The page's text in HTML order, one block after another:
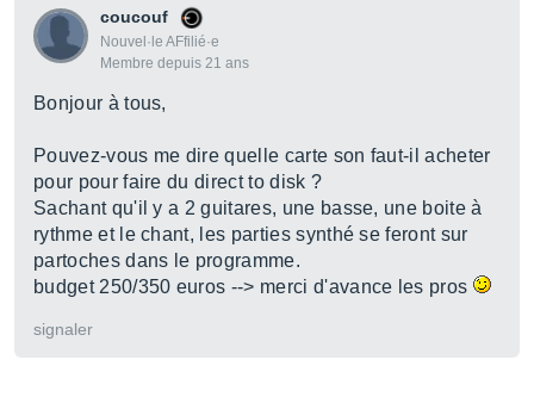
coucouf
Nouvel·le AFfilié·e
Membre depuis 21 ans
Bonjour à tous,
Pouvez-vous me dire quelle carte son faut-il acheter
pour pour faire du direct to disk ?
Sachant qu'il y a 2 guitares, une basse, une boite à
rythme et le chant, les parties synthé se feront sur
partoches dans le programme.
budget 250/350 euros --> merci d'avance les pros
signaler